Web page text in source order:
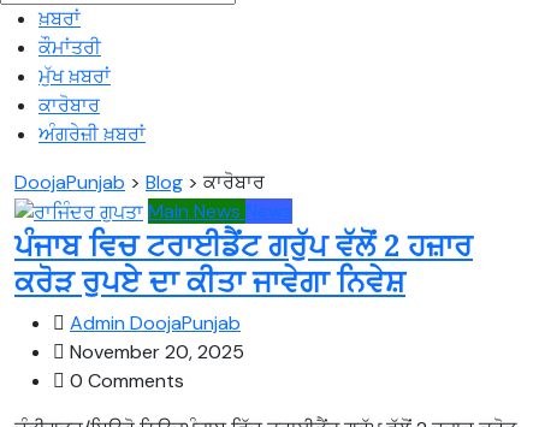
ਖ਼ਬਰਾਂ
ਕੌਮਾਂਤਰੀ
ਮੁੱਖ ਖ਼ਬਰਾਂ
ਕਾਰੋਬਾਰ
ਅੰਗਰੇਜ਼ੀ ਖ਼ਬਰਾਂ
DoojaPunjab > Blog > ਕਾਰੋਬਾਰ
Main News News
ਪੰਜਾਬ ਵਿਚ ਟਰਾਈਡੈਂਟ ਗਰੁੱਪ ਵੱਲੋਂ 2 ਹਜ਼ਾਰ
ਕਰੋੜ ਰੁਪਏ ਦਾ ਕੀਤਾ ਜਾਵੇਗਾ ਨਿਵੇਸ਼
Admin DoojaPunjab
November 20, 2025
0 Comments